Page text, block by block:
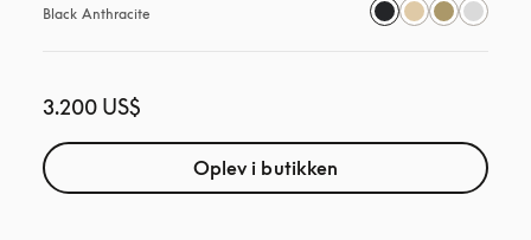
Black Anthracite
3.200 US$
Oplev i butikken